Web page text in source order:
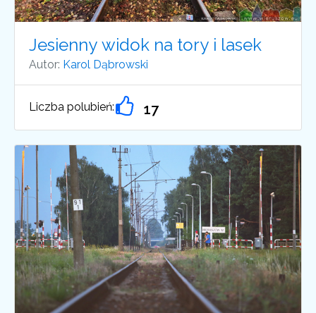
Jesienny widok na tory i lasek
Autor: Karol Dąbrowski
Liczba polubień: 17